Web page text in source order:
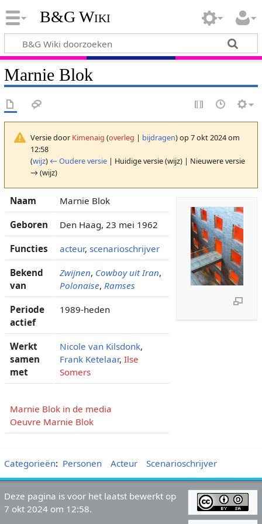
B&G Wiki
Marnie Blok
Versie door Kimenaig (overleg | bijdragen)op 7 okt 2024 om
12:58
(wijz) ← Oudere versie| Huidige versie (wijz) | Nieuwere versie
→ (wijz)
Naam Marnie Blok
Geboren Den Haag, 23 mei 1962
Functies acteur, scenarioschrijver
Bekend
van
Zwijnen, Cowboy uit Iran,
Polonaise, Ramses
Periode
actief
1989-heden
Werkt
samen
met
Nicole van Kilsdonk,
Frank Ketelaar, Ilse
Somers
Marnie Blok in de media
Oeuvre Marnie Blok
Categorieën: Personen Acteur Scenarioschrijver
Deze pagina is voor het laatst bewerkt op
7 okt 2024 om 12:58.